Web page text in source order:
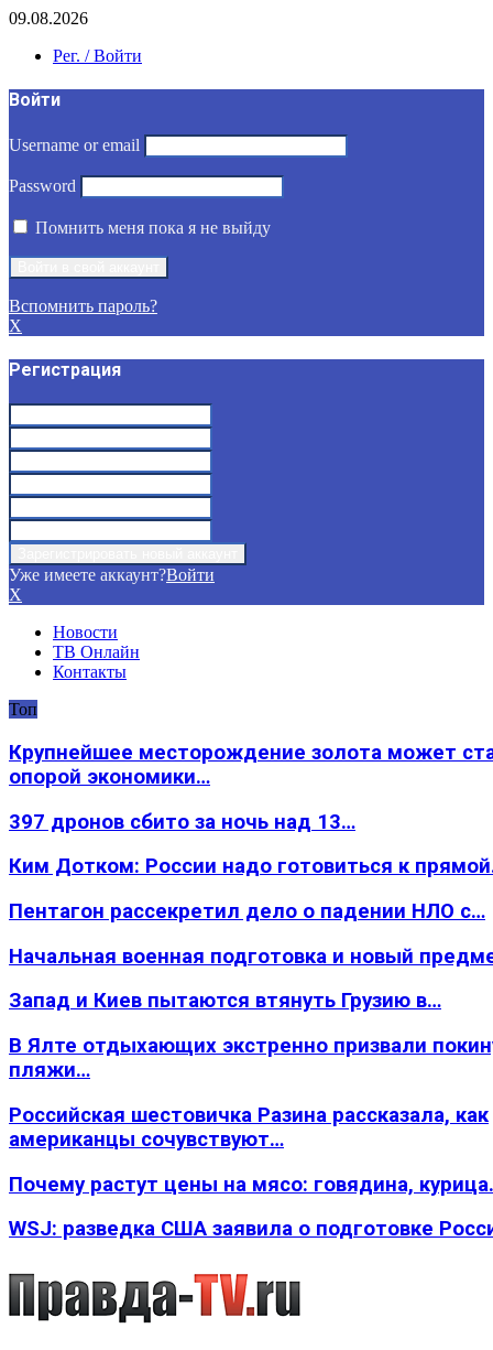
09.08.2026
Рег. / Войти
Войти
Username or email
Password
Помнить меня пока я не выйду
Вспомнить пароль?
X
Регистрация
Уже имеете аккаунт?Войти
X
Новости
ТВ Онлайн
Контакты
Топ
Крупнейшее месторождение золота может
опорой экономики…
397 дронов сбито за ночь над 13…
Ким Дотком: России надо готовиться к
Пентагон рассекретил дело о падении НЛО с…
Начальная военная подготовка и новый
Запад и Киев пытаются втянуть Грузию в…
В Ялте отдыхающих экстренно призвали
пляжи…
Российская шестовичка Разина рассказала, как
американцы сочувствуют…
Почему растут цены на мясо: говядина,
WSJ: разведка США заявила о подготовке